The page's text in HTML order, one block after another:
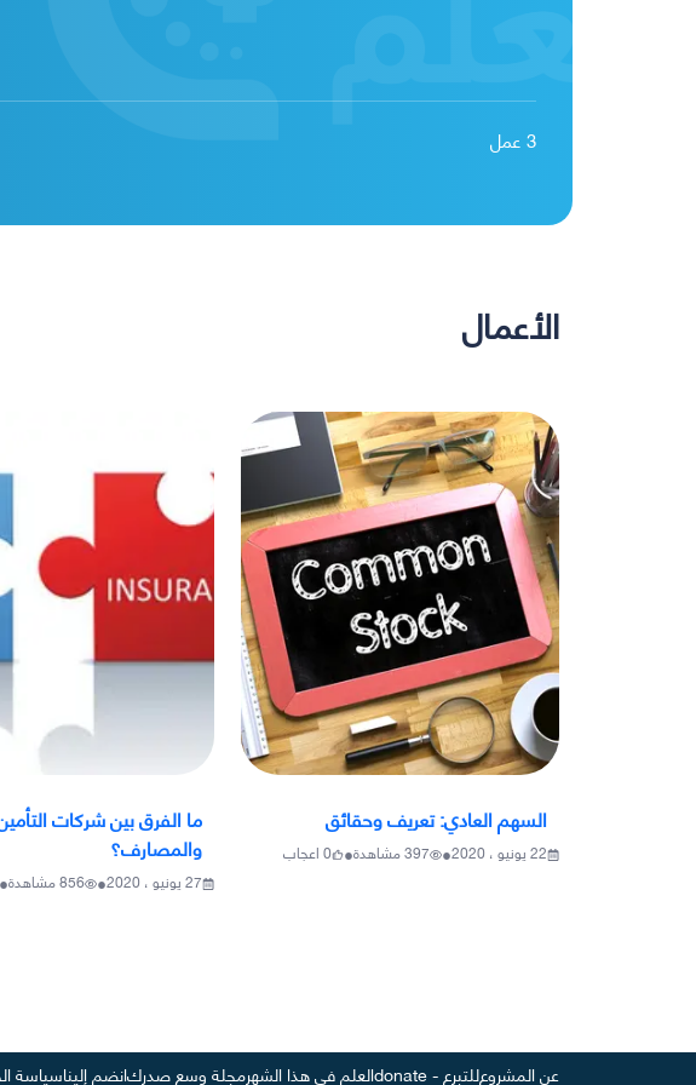
3عمل
الأعمال
السهم العادي: تعريف وحقائق
22 يونيو ، 2020 •
397مشاهدة•
0اعجاب
ما الفرق بين شركات
والمصارف؟
27 يونيو ، 2020 •
856مشاهدة
عن المشروعللتبرع - donate العلم في هذا الشهرمجلة وسع صدركانضم إليناسياسة